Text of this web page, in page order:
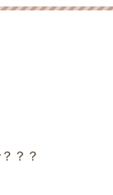
？？